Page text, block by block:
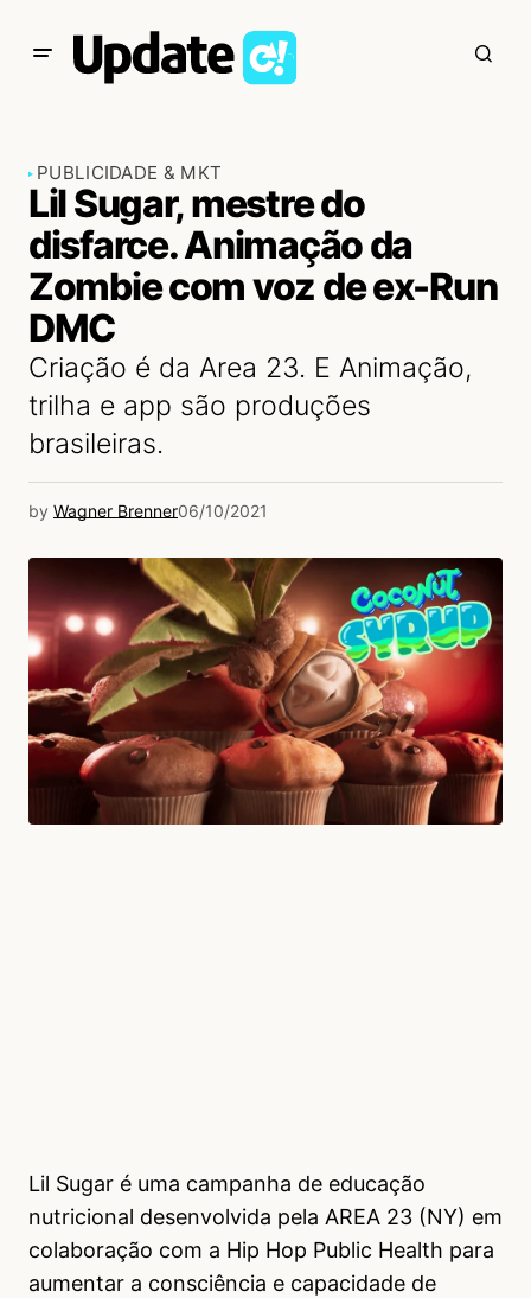
PUBLICIDADE & MKT
Lil Sugar, mestre do
disfarce. Animação da
Zombie com voz de ex-Run
DMC
Criação é da Area 23. E Animação,
trilha e app são produções
brasileiras.
by Wagner Brenner06/10/2021
Lil Sugar é uma campanha de educação
nutricional desenvolvida pela AREA 23 (NY) em
colaboração com a Hip Hop Public Health para
aumentar a consciência e capacidade de